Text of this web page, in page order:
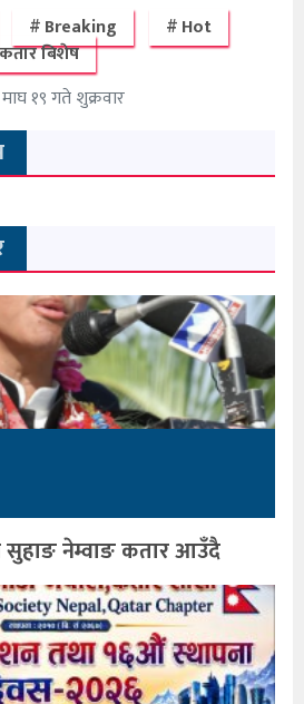
Breaking
Hot
कतार बिशेष
१९ गते शुक्रवार
सुहाङ नेम्वाङ कतार आउँदै